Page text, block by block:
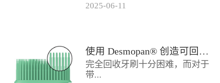
TP...
2025-06-11
使用 Desmopan® 创造可回收的热塑性聚氨酯牙刷头
完全回收牙刷十分困难，而对于
带...